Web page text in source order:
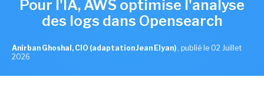
Pour l'IA, AWS optimise l'analyse
des logs dans Opensearch
Anirban Ghoshal, CIO (adaptation Jean Elyan) , publié le 02 Juillet
2026